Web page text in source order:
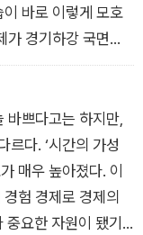
바로 이렇게 모호
가 경기하강 국면에
증권시장도 활황을
부실 문제점도 함께
진단한다. 이 불확
이다. 위기와 기회
걸려 넘어지는 자의
시 변화에 대한 대
트렌드가 생성되고
바쁘다고는 하지만,
르다. ‘시간의 가성
매우 높아졌다. 이
험 경제로 경제의
요한 자원이 됐기